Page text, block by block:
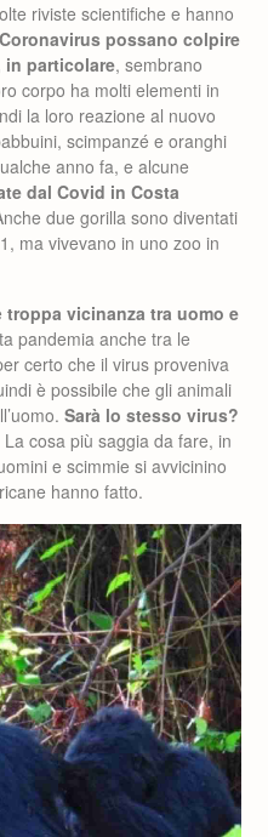
riviste scientifiche e hanno
possano colpire
in particolare, sembrano
corpo ha molti elementi in
la loro reazione al nuovo
scimpanzé e oranghi
anno fa, e alcune
dal Covid in Costa
due gorilla sono diventati
ma vivevano in uno zoo in
troppa vicinanza tra uomo e
pandemia anche tra le
certo che il virus proveniva
è possibile che gli animali
Sarà lo stesso virus?
La cosa più saggia da fare, in
e scimmie si avvicinino
hanno fatto.